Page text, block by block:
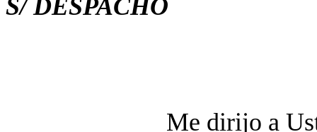
S/ DESPACHO
Me dirijo a